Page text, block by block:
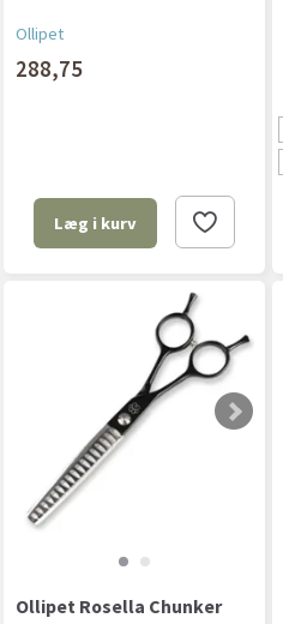
Ollipet
288,75
Læg i kurv
Ollipet Rosella Chunker